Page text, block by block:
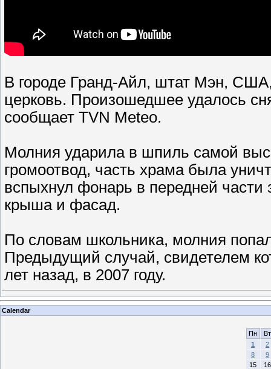
В городе Гранд-Айл, штат Мэн,
церковь. Произошедшее удалось
сообщает TVN Meteo.
Молния ударила в шпиль самой
громоотвод, часть храма была
вспыхнул фонарь в передней части
крыша и фасад.
По словам школьника, молния
Предыдущий случай, свидетелем
лет назад, в 2007 году.
Calendar
Пн
Вт
1
2
8
9
15
16